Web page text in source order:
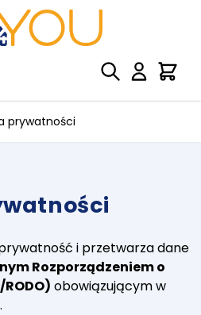
prywatności
i przetwarza dane
Rozporządzeniem o
obowiązującym w